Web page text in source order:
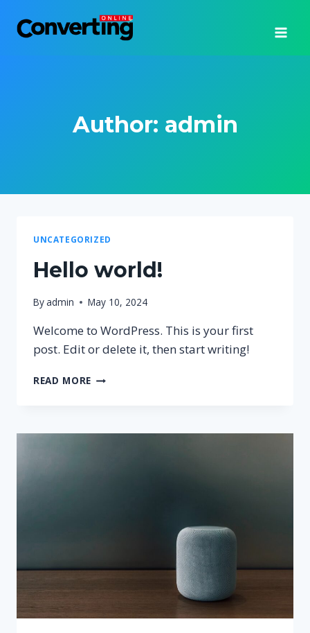
Author: admin
UNCATEGORIZED
Hello world!
Byadmin May 10, 2024
Welcome to WordPress. This is your first
post. Edit or delete it, then start writing!
READ MORE HELLO